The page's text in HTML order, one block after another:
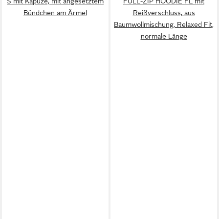
Bündchen am Ärmel
Reißverschluss, aus
Baumwollmischung, Relaxed Fit,
normale Länge